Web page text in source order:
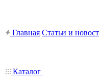
Главная Статьи и
Каталог